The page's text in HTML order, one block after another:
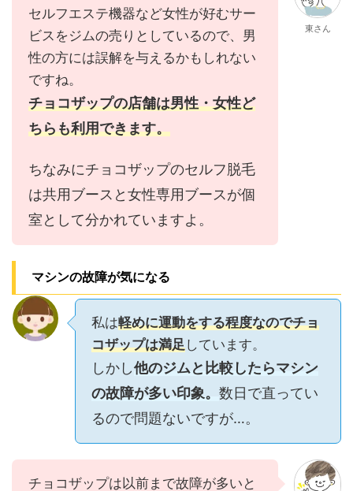
セルフエステ機器など女性が好むサー
ビスをジムの売りとしているので、男
性の方には誤解を与えるかもしれない
ですね。
チョコザップの店舗は男性・女性ど
ちらも利用できます。
ちなみにチョコザップのセルフ脱毛
は共用ブースと女性専用ブースが個
室として分かれていますよ。
東さん
マシンの故障が気になる
私は軽めに運動をする程度なのでチョ
コザップは満足しています。
しかし他のジムと比較したらマシン
の故障が多い印象。 数日で直ってい
るので問題ないですが…。
チョコザップは以前まで故障が多いと